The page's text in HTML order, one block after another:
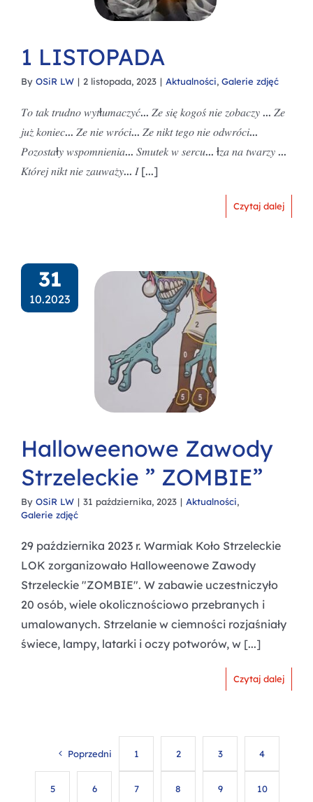
1 LISTOPADA
By OSiR LW | 2 listopada, 2023 | Aktualności, Galerie zdjęć
𝑇𝑜 𝑡𝑎𝑘 𝑡𝑟𝑢𝑑𝑛𝑜 𝑤𝑦𝑡ł𝑢𝑚𝑎𝑐𝑧𝑦𝑐́... 𝑍̇𝑒 𝑠𝑖𝑒̨ 𝑘𝑜𝑔𝑜𝑠́ 𝑛𝑖𝑒 𝑧𝑜𝑏𝑎𝑐𝑧𝑦 ... 𝑍̇𝑒
𝑗𝑢𝑧̇ 𝑘𝑜𝑛𝑖𝑒𝑐... 𝑍̇𝑒 𝑛𝑖𝑒 𝑤𝑟𝑜́𝑐𝑖... 𝑍̇𝑒 𝑛𝑖𝑘𝑡 𝑡𝑒𝑔𝑜 𝑛𝑖𝑒 𝑜𝑑𝑤𝑟𝑜́𝑐𝑖...
𝑃𝑜𝑧𝑜𝑠𝑡𝑎ł𝑦 𝑤𝑠𝑝𝑜𝑚𝑛𝑖𝑒𝑛𝑖𝑎... 𝑆𝑚𝑢𝑡𝑒𝑘 𝑤 𝑠𝑒𝑟𝑐𝑢... ł𝑧𝑎 𝑛𝑎 𝑡𝑤𝑎𝑟𝑧𝑦 ...
𝐾𝑡𝑜́𝑟𝑒𝑗 𝑛𝑖𝑘𝑡 𝑛𝑖𝑒 𝑧𝑎𝑢𝑤𝑎𝑧̇𝑦... 𝐼 [...]
Czytaj dalej
31
10.2023
Halloweenowe Zawody
Strzeleckie ” ZOMBIE”
By OSiR LW | 31 października, 2023 | Aktualności,
Galerie zdjęć
29 października 2023 r. Warmiak Koło Strzeleckie
LOK zorganizowało Halloweenowe Zawody
Strzeleckie "ZOMBIE". W zabawie uczestniczyło
20 osób, wiele okolicznościowo przebranych i
umalowanych. Strzelanie w ciemności rozjaśniały
świece, lampy, latarki i oczy potworów, w [...]
Czytaj dalej
Poprzedni 1 2 3 4
5 6 7 8 9 10